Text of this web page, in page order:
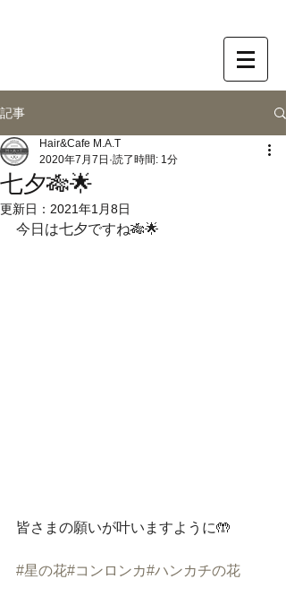
記事
七夕🎋🌟
Hair&Cafe M.A.T
2020年7月7日 読了時間: 1分
更新日： 2021年1月8日
今日は七夕ですね🎋🌟﻿
皆さまの願いが叶いますように🤲﻿
#星の花#コンロンカ#ハンカチの花